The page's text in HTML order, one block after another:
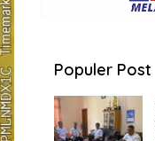
Populer Post